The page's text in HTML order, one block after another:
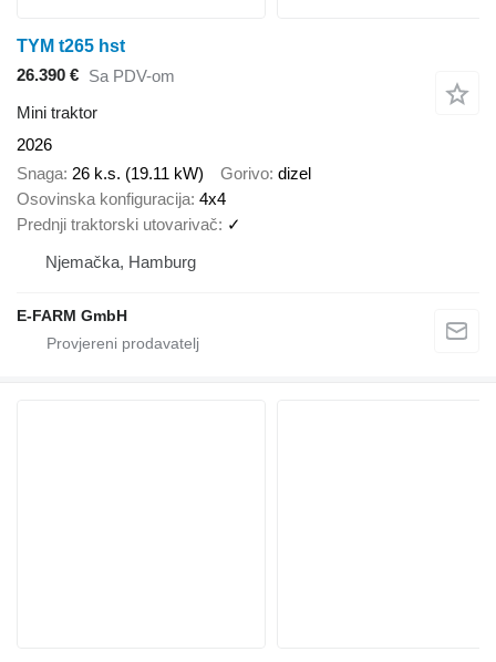
TYM t265 hst
26.390 € Sa PDV-om
Mini traktor
2026
Snaga 26 k.s. (19.11 kW) Gorivo dizel
Osovinska konfiguracija 4x4
Prednji traktorski utovarivač
✓
Njemačka, Hamburg
E-FARM GmbH